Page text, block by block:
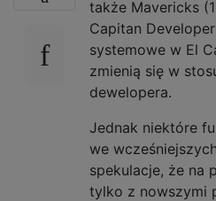
także Mavericks
Capitan Developer
systemowe w El
zmienią się w
dewelopera.
Jednak niektóre
we
spekulacje, że na
tylko z nowszymi